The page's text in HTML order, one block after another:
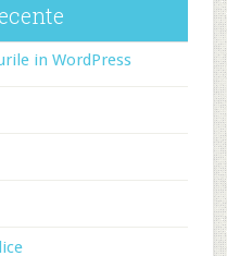
in WordPress